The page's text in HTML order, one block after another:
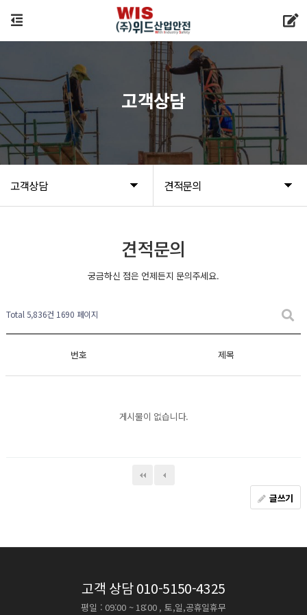
고객상담 견적문의
고객상담
견적문의
궁금하신 점은 언제든지 문의주세요.
Total 5,836건 1690 페이지
번호 제목
게시물이 없습니다.
글쓰기
고객 상담010-5150-4325
평일 : 09:00 ~ 18:00 , 토,일,공휴일휴무